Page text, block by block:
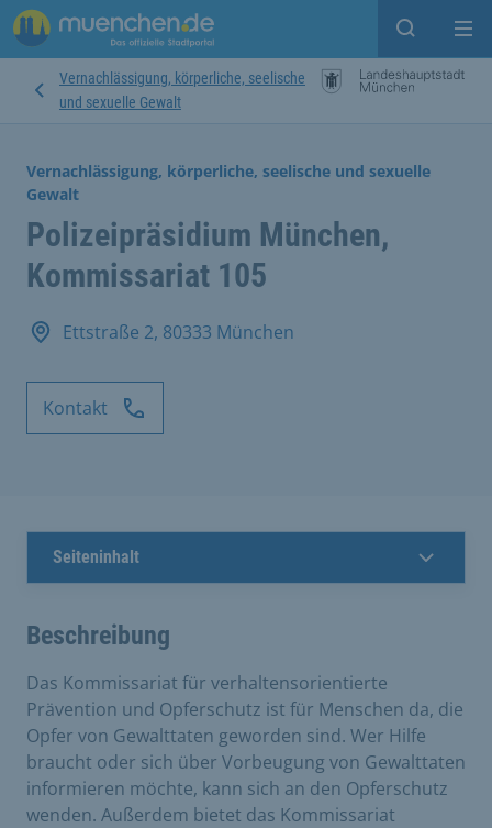
Suche
Vernachlässigung, körperliche, seelische
und sexuelle Gewalt
Vernachlässigung, körperliche, seelische und sexuelle
Gewalt
Polizeipräsidium München,
Kommissariat 105
Ettstraße 2, 80333 München
Kontakt
Seiteninhalt
Beschreibung
Das Kommissariat für verhaltensorientierte
Prävention und Opferschutz ist für Menschen da, die
Opfer von Gewalttaten geworden sind. Wer Hilfe
braucht oder sich über Vorbeugung von Gewalttaten
informieren möchte, kann sich an den Opferschutz
wenden. Außerdem bietet das Kommissariat